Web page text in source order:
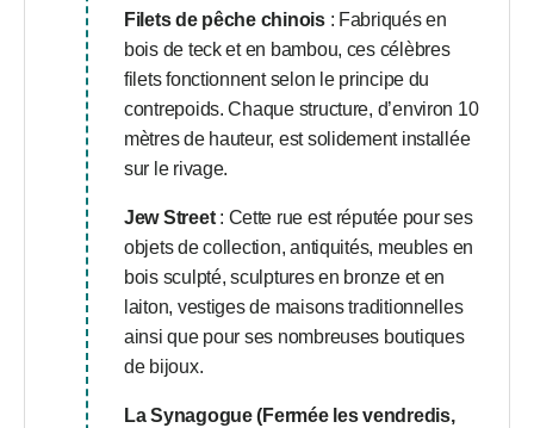
Filets de pêche chinois: Fabriqués en
bois de teck et en bambou, ces célèbres
filets fonctionnent selon le principe du
contrepoids. Chaque structure, d’environ 10
mètres de hauteur, est solidement installée
sur le rivage.
Jew Street: Cette rue est réputée pour ses
objets de collection, antiquités, meubles en
bois sculpté, sculptures en bronze et en
laiton, vestiges de maisons traditionnelles
ainsi que pour ses nombreuses boutiques
de bijoux.
La Synagogue (Fermée les vendredis,